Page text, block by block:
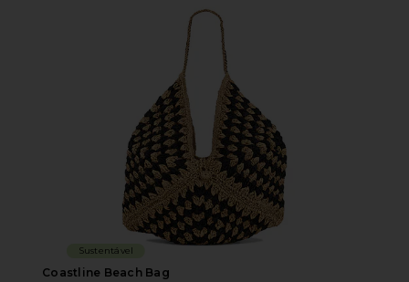
Sustentável
Coastline Beach Bag